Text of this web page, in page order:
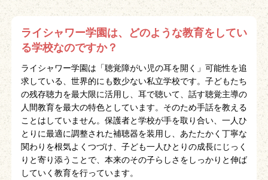
ライシャワー学園は、どのような教育をしてい
る学校なのですか？
ライシャワー学園は「聴覚障がい児の耳を開く」可能性を追
求している、世界的にも数少ない私立学校です。子どもたち
の残存聴力を最大限に活用し、耳で聴いて、話す聴覚主導の
人間教育を最大の特色としています。そのため手話を教える
ことはしていません。保護者と学校が手を取り合い、一人ひ
とりに最適に調整された補聴器を装用し、あたたかく丁寧な
関わりを根気よくつづけ、子ども一人ひとりの成長にじっく
りと寄り添うことで、本来のその子らしさをしっかりと伸ば
していく教育を行っています。